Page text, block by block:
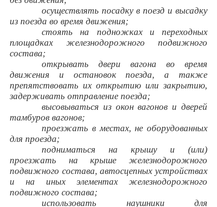
осуществлять посадку в поезд и высадку
из поезда во время движения;
стоять на подножках и переходных
площадках железнодорожного подвижного
состава;
открывать двери вагона во время
движения и остановок поезда, а также
препятствовать их открытию или закрытию,
задерживать отправление поезда;
высовываться из окон вагонов и дверей
тамбуров вагонов;
проезжать в местах, не оборудованных
для проезда;
подниматься на крышу и (или)
проезжать на крыше железнодорожного
подвижного состава, автосцепных устройствах
и на иных элементах железнодорожного
подвижного состава;
использовать наушники для